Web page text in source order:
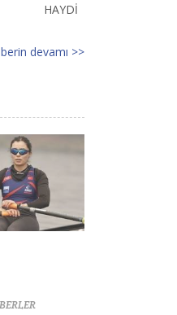
HAYDİ
devamı >>